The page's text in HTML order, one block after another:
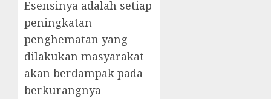
Esensinya adalah setiap
peningkatan
penghematan yang
dilakukan masyarakat
akan berdampak pada
berkurangnya